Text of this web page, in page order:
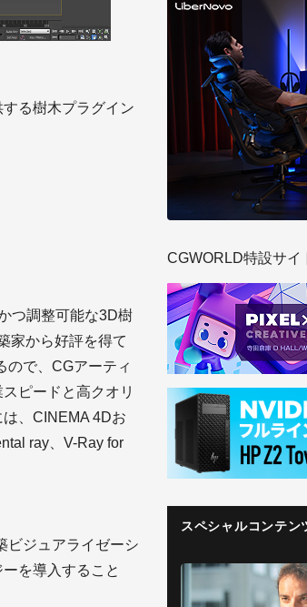
る樹木プラグイン
つ調整可能な3D樹
家から好評を得て
ので、CGアーティ
ピードと高クオリ
、CINEMA 4Dお
ray、V-Ray for
ビジュアライゼーシ
を導入すること
CGWORLD特設サイ
スペシャルコンテン